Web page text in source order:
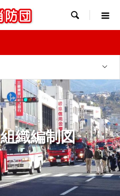

織編制図